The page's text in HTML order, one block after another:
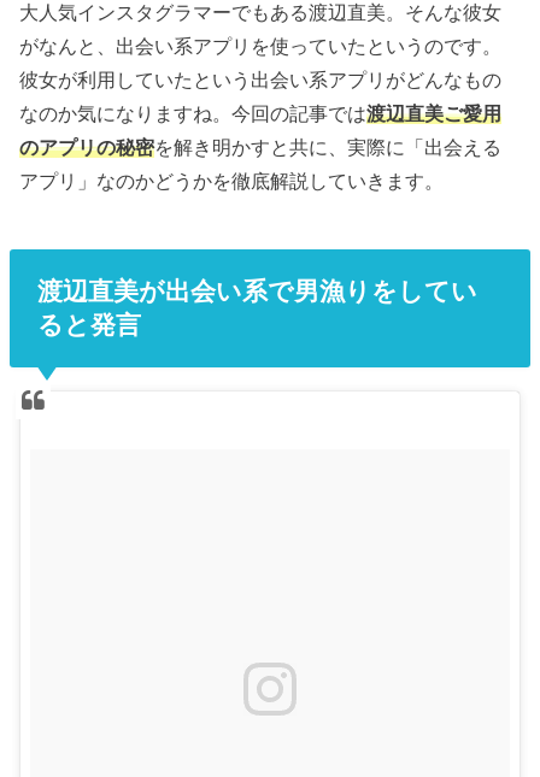
大人気インスタグラマーでもある渡辺直美。そんな彼女
がなんと、出会い系アプリを使っていたというのです。
彼女が利用していたという出会い系アプリがどんなもの
なのか気になりますね。今回の記事では渡辺直美ご愛用
のアプリの秘密を解き明かすと共に、実際に「出会える
アプリ」なのかどうかを徹底解説していきます。
渡辺直美が出会い系で男漁りをしてい
ると発言